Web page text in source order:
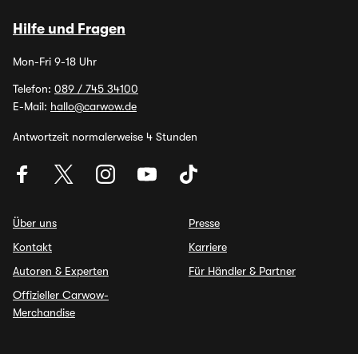
Hilfe und Fragen
Mon-Fri 9-18 Uhr
Telefon: 089 / 745 34100
E-Mail: hallo@carwow.de
Antwortzeit normalerweise 4 Stunden
Über uns
Kontakt
Autoren & Experten
Offizieller Carwow-
Merchandise
Presse
Karriere
Für Händler & Partner